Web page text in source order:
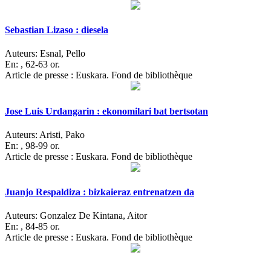
Sebastian Lizaso : diesela
Auteurs: Esnal, Pello
En: , 62-63 or.
Article de presse : Euskara. Fond de bibliothèque
Jose Luis Urdangarin : ekonomilari bat bertsotan
Auteurs: Aristi, Pako
En: , 98-99 or.
Article de presse : Euskara. Fond de bibliothèque
Juanjo Respaldiza : bizkaieraz entrenatzen da
Auteurs: Gonzalez De Kintana, Aitor
En: , 84-85 or.
Article de presse : Euskara. Fond de bibliothèque